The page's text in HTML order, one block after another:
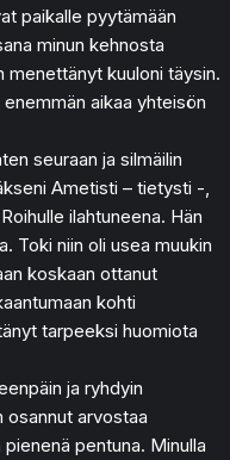
paikalle pyytämään
minun kehnosta
menettänyt kuuloni täysin.
aikaa yhteisön
seuraan ja silmäilin
Ametisti – tietysti -,
ilahtuneena. Hän
Toki niin oli usea muukin
koskaan ottanut
kohti
tarpeeksi huomiota
ja ryhdyin
osannut arvostaa
pentuna. Minulla